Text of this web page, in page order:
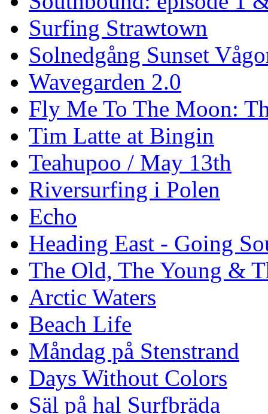
Surfing Strawtown
Solnedgång Sunset
Wavegarden 2.0
Fly Me To The Moon:
Tim Latte at Bingin
Teahupoo / May 13th
Riversurfing i Polen
Echo
Heading East - Going
The Old, The Young &
Arctic Waters
Beach Life
Måndag på Stenstrand
Days Without Colors
Säl på hal Surfbräda